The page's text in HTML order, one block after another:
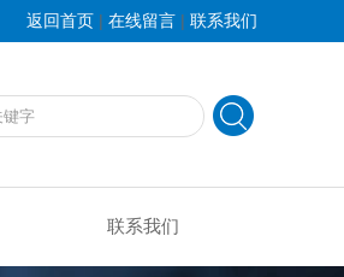
返回首页 | 在线留言 | 联系我们
联系我们